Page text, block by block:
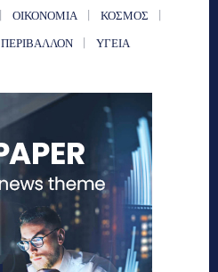
ΟΙΚΟΝΟΜΙΑ
ΚΟΣΜΟΣ
ΠΕΡΙΒΑΛΛΟΝ ΥΓΕΙΑ